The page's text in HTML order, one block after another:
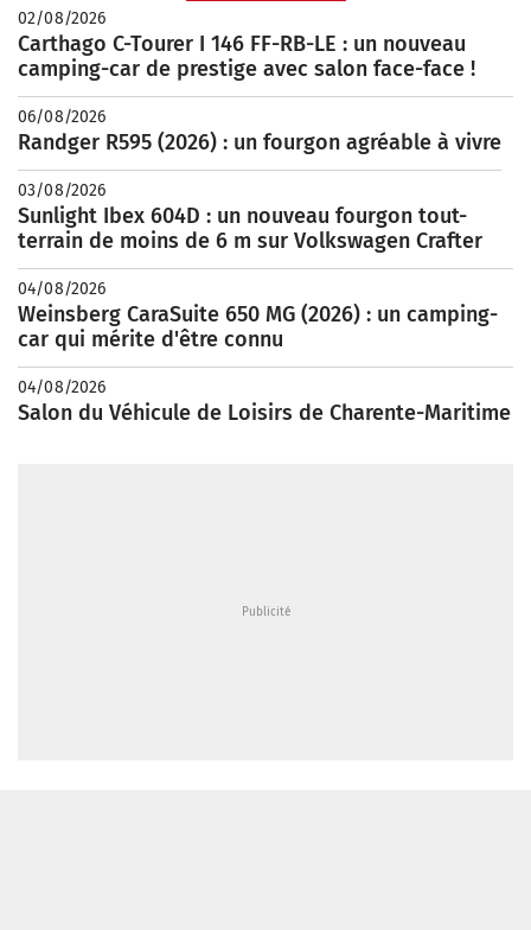
02/08/2026
Carthago C-Tourer I 146 FF-RB-LE : un nouveau
camping-car de prestige avec salon face-face !
06/08/2026
Randger R595 (2026) : un fourgon agréable à vivre
03/08/2026
Sunlight Ibex 604D : un nouveau fourgon tout-
terrain de moins de 6 m sur Volkswagen Crafter
04/08/2026
Weinsberg CaraSuite 650 MG (2026) : un camping-
car qui mérite d'être connu
04/08/2026
Salon du Véhicule de Loisirs de Charente-Maritime